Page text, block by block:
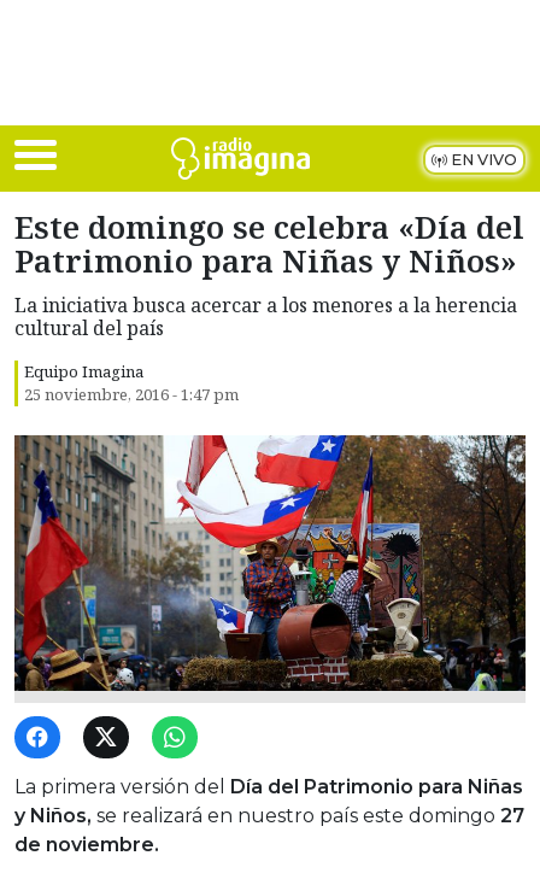
EN VIVO
Este domingo se celebra «Día del
Patrimonio para Niñas y Niños»
La iniciativa busca acercar a los menores a la herencia
cultural del país
Equipo Imagina
25 noviembre, 2016 - 1:47 pm
La primera versión del Día del Patrimonio para Niñas
y Niños, se realizará en nuestro país este domingo 27
de noviembre.